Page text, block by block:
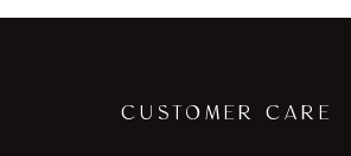
CUSTOMER CARE